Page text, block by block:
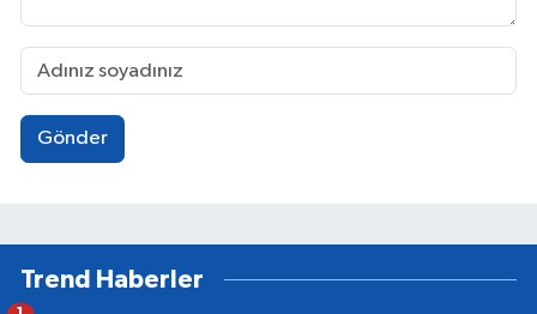
Gönder
Trend Haberler